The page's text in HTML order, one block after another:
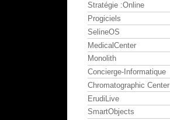
Stratégie :Online
Progiciels
SelineOS
MedicalCenter
Monolith
Concierge-Informatique
Chromatographic Center
ErudiLive
SmartObjects